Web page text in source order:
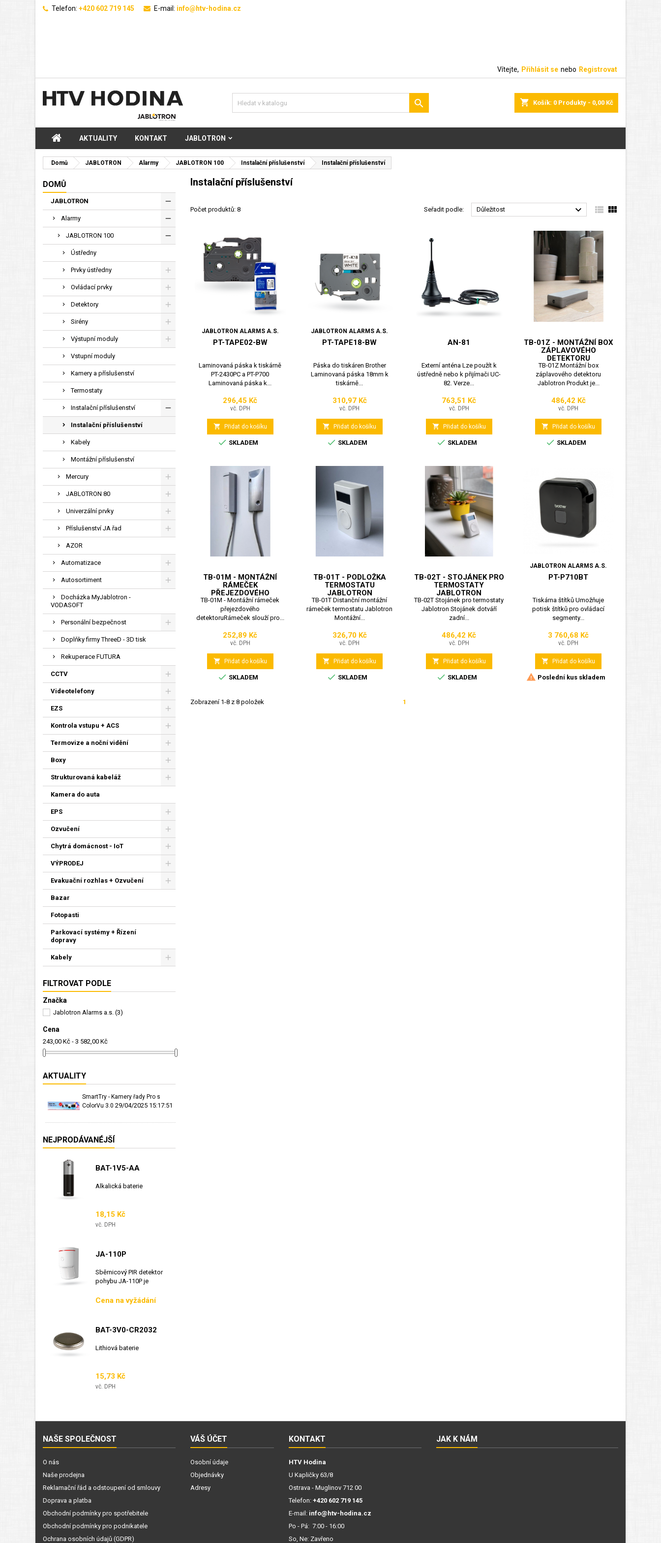
Telefon: +420 602 719 145 E-mail: info@htv-hodina.cz
Vítejte, Přihlásit se nebo Registrovat
shopping_cart Košík: 0 Produkty - 0,00 Kč

AKTUALITY KONTAKT JABLOTRON
Domů JABLOTRON Alarmy JABLOTRON 100 Instalační příslušenství Instalační příslušenství
DOMŮ
JABLOTRON
Alarmy
JABLOTRON 100
Ústředny
Prvky ústředny
Ovládací prvky
Detektory
Sirény
Výstupní moduly
Vstupní moduly
Kamery a příslušenství
Termostaty
Instalační příslušenství
Instalační příslušenství
Kabely
Montážní příslušenství
Mercury
JABLOTRON 80
Univerzální prvky
Příslušenství JA řad
AZOR
Automatizace
Autosortiment
Docházka MyJablotron -
VODASOFT
Personální bezpečnost
Doplňky firmy ThreeD - 3D tisk
Rekuperace FUTURA
CCTV
Videotelefony
EZS
Kontrola vstupu + ACS
Termovize a noční vidění
Boxy
Strukturovaná kabeláž
Kamera do auta
EPS
Ozvučení
Chytrá domácnost - IoT
VÝPRODEJ
Evakuační rozhlas + Ozvučení
Bazar
Fotopasti
Parkovací systémy + Řízení
dopravy
Kabely
FILTROVAT PODLE
Značka
Jablotron Alarms a.s. (3)
Cena
243,00 Kč - 3 582,00 Kč
AKTUALITY
SmartTry - Kamery řady Pro s
ColorVu 3.0 29/04/2025 15:17:51
NEJPRODÁVANÉJŠÍ
BAT-1V5-AA
Alkalická baterie
Cena
18,15 Kč
vč. DPH
JA-110P
Sběrnicový PIR detektor
pohybu JA-110P je
Cena
Cena na vyžádání
BAT-3V0-CR2032
Lithiová baterie
Cena
15,73 Kč
vč. DPH
Instalační příslušenství
Počet produktů: 8 Seřadit podle: Důležitost   
JABLOTRON ALARMS A.S.
PT-TAPE02-BW
Laminovaná páska k tiskárně
PT-2430PC a PT-P700
Laminovaná páska k...
Cena
296,45 Kč
vč. DPH
 Přidat do košíku
 SKLADEM
JABLOTRON ALARMS A.S.
PT-TAPE18-BW
Páska do tiskáren Brother
Laminovaná páska 18mm k
tiskárně...
Cena
310,97 Kč
vč. DPH
 Přidat do košíku
 SKLADEM
AN-81
Externí anténa Lze použít k
ústředně nebo k přijímači UC-
82. Verze...
Cena
763,51 Kč
vč. DPH
 Přidat do košíku
 SKLADEM
TB-01Z - MONTÁŽNÍ BOX
ZÁPLAVOVÉHO
DETEKTORU
TB-01Z Montážní box
záplavového detektoru
Jablotron Produkt je...
Cena
486,42 Kč
vč. DPH
 Přidat do košíku
 SKLADEM
TB-01M - MONTÁŽNÍ
RÁMEČEK
PŘEJEZDOVÉHO
DETEKTORU
TB-01M - Montážní rámeček
přejezdového
detektoruRámeček slouží pro...
Cena
252,89 Kč
vč. DPH
 Přidat do košíku
 SKLADEM
TB-01T - PODLOŽKA
TERMOSTATU
JABLOTRON
TB-01T Distanční montážní
rámeček termostatu Jablotron
Montážní...
Cena
326,70 Kč
vč. DPH
 Přidat do košíku
 SKLADEM
TB-02T - STOJÁNEK PRO
TERMOSTATY
JABLOTRON
TB-02T Stojánek pro termostaty
Jablotron Stojánek dotváří
zadní...
Cena
486,42 Kč
vč. DPH
 Přidat do košíku
 SKLADEM
JABLOTRON ALARMS A.S.
PT-P710BT
Tiskárna štítků Umožňuje
potisk štítků pro ovládací
segmenty...
Cena
3 760,68 Kč
vč. DPH
 Přidat do košíku
 Poslední kus skladem
Zobrazení 1-8 z 8 položek 1
NAŠE SPOLEČNOST
O nás
Naše prodejna
Reklamační řád a odstoupení od smlouvy
Doprava a platba
Obchodní podmínky pro spotřebitele
Obchodní podmínky pro podnikatele
Ochrana osobních údajů (GDPR)
VÁŠ ÚČET
Osobní údaje
Objednávky
Adresy
KONTAKT
HTV Hodina
U Kapličky 63/8
Ostrava - Muglinov 712 00
Telefon: +420 602 719 145
E-mail: info@htv-hodina.cz
Po - Pá: 7:00 - 16:00
So, Ne: Zavřeno
JAK K NÁM